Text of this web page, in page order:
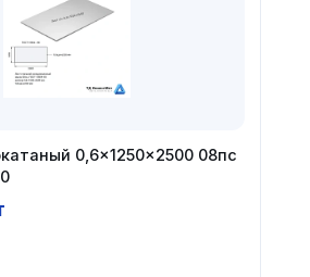
0,6×1250×2500 08пс